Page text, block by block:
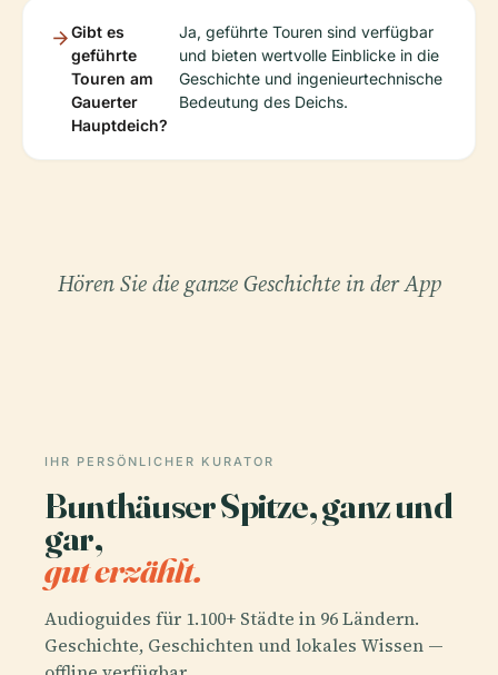
Gibt es
geführte
Touren am
Gauerter
Hauptdeich?
Ja, geführte Touren sind verfügbar
und bieten wertvolle Einblicke in die
Geschichte und ingenieurtechnische
Bedeutung des Deichs.
Hören Sie die ganze Geschichte in der App
IHR PERSÖNLICHER KURATOR
Bunthäuser Spitze, ganz und
gar,
gut erzählt.
Audioguides für 1.100+ Städte in 96 Ländern.
Geschichte, Geschichten und lokales Wissen —